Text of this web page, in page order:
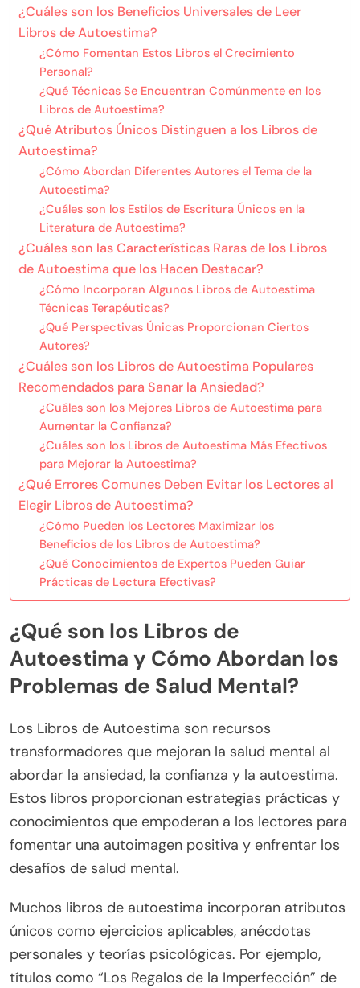
¿Cuáles son los Beneficios Universales de Leer
Libros de Autoestima?
¿Cómo Fomentan Estos Libros el Crecimiento
Personal?
¿Qué Técnicas Se Encuentran Comúnmente en los
Libros de Autoestima?
¿Qué Atributos Únicos Distinguen a los Libros de
Autoestima?
¿Cómo Abordan Diferentes Autores el Tema de la
Autoestima?
¿Cuáles son los Estilos de Escritura Únicos en la
Literatura de Autoestima?
¿Cuáles son las Características Raras de los Libros
de Autoestima que los Hacen Destacar?
¿Cómo Incorporan Algunos Libros de Autoestima
Técnicas Terapéuticas?
¿Qué Perspectivas Únicas Proporcionan Ciertos
Autores?
¿Cuáles son los Libros de Autoestima Populares
Recomendados para Sanar la Ansiedad?
¿Cuáles son los Mejores Libros de Autoestima para
Aumentar la Confianza?
¿Cuáles son los Libros de Autoestima Más Efectivos
para Mejorar la Autoestima?
¿Qué Errores Comunes Deben Evitar los Lectores al
Elegir Libros de Autoestima?
¿Cómo Pueden los Lectores Maximizar los
Beneficios de los Libros de Autoestima?
¿Qué Conocimientos de Expertos Pueden Guiar
Prácticas de Lectura Efectivas?
¿Qué son los Libros de
Autoestima y Cómo Abordan los
Problemas de Salud Mental?
Los Libros de Autoestima son recursos
transformadores que mejoran la salud mental al
abordar la ansiedad, la confianza y la autoestima.
Estos libros proporcionan estrategias prácticas y
conocimientos que empoderan a los lectores para
fomentar una autoimagen positiva y enfrentar los
desafíos de salud mental.
Muchos libros de autoestima incorporan atributos
únicos como ejercicios aplicables, anécdotas
personales y teorías psicológicas. Por ejemplo,
títulos como “Los Regalos de la Imperfección” de